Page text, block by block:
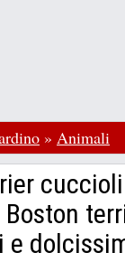
» Animali
e